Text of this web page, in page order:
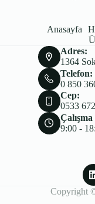
Anasayfa
Adres:
1364
Telefon:
0 850
Cep:
0533
9:00 -
Copyright